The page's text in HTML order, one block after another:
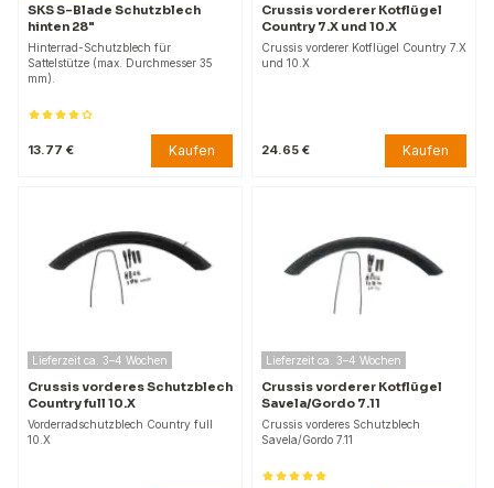
SKS S-Blade Schutzblech
hinten 28"
Hinterrad-Schutzblech für
Sattelstütze (max. Durchmesser 35
mm).
13.77 € Kaufen
Crussis vorderer Kotflügel
Country 7.X und 10.X
Crussis vorderer Kotflügel Country 7.X
und 10.X
24.65 € Kaufen
Lieferzeit ca. 3–4 Wochen
Crussis vorderes Schutzblech
Country full 10.X
Vorderradschutzblech Country full
10.X
Lieferzeit ca. 3–4 Wochen
Crussis vorderer Kotflügel
Savela/Gordo 7.11
Crussis vorderes Schutzblech
Savela/Gordo 7.11